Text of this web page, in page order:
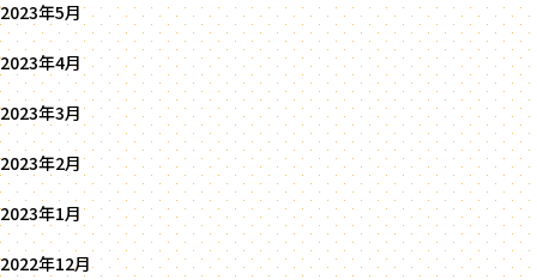
2023年5月
2023年4月
2023年3月
2023年2月
2023年1月
2022年12月